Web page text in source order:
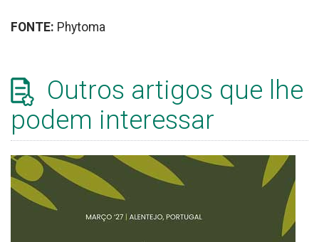
FONTE: Phytoma
Outros artigos que lhe
podem interessar